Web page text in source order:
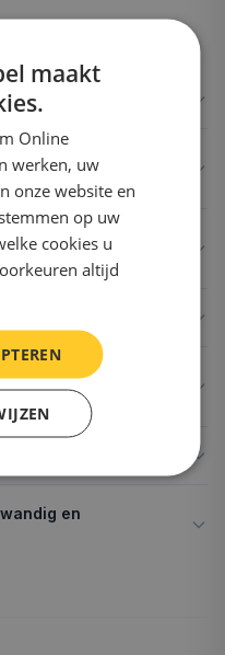
voor een
mee?
en
maakt
Online
werken, uw
onze website en
op uw
cookies u
altijd